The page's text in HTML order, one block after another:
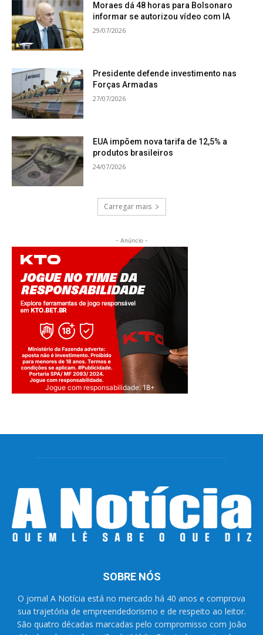
Moraes dá 48 horas para Bolsonaro
informar se autorizou vídeo com IA
29/07/2026
Presidente defende investimento nas
Forças Armadas
27/07/2026
EUA impõem nova tarifa de 12,5% a
produtos brasileiros
24/07/2026
Carregar mais
- Anúncio -
Jogue com responsabilidade. 18+
SOBRE NÓS
O jornal A Notícia está no mercado há 40 anos e comprova
sua trajetória de empreendedorismo e de respeito ao leitor.
São quatro décadas marcadas pelo compromisso com João